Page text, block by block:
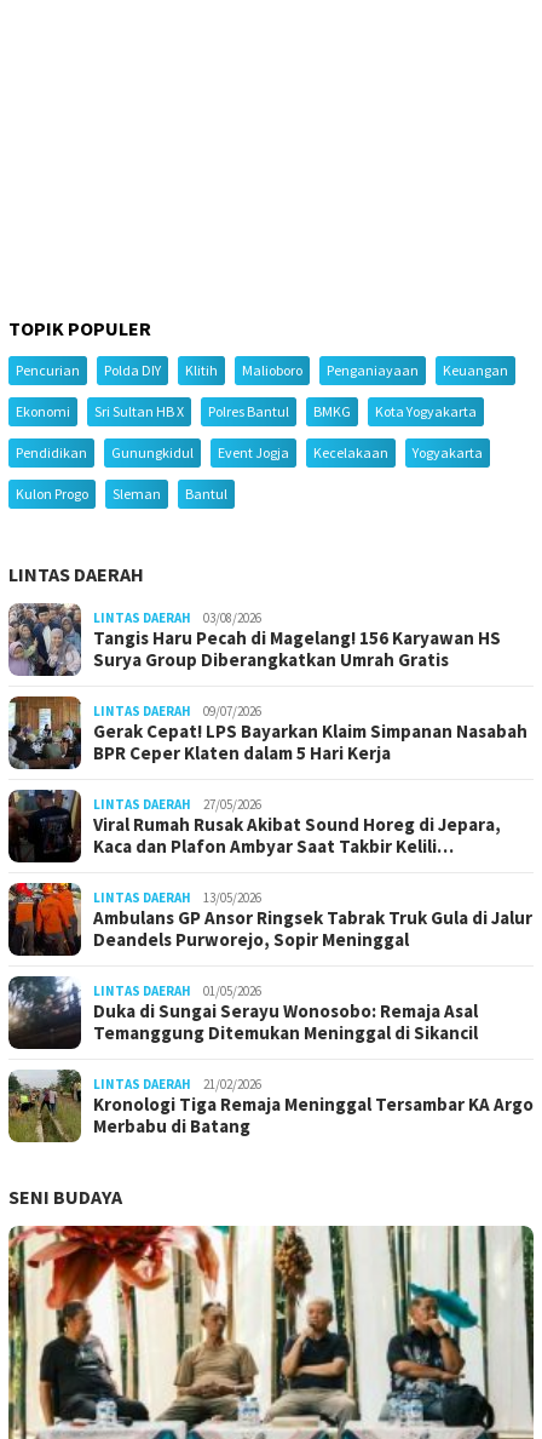
TOPIK POPULER
Pencurian Polda DIY Klitih Malioboro Penganiayaan Keuangan
Ekonomi Sri Sultan HB X Polres Bantul BMKG Kota Yogyakarta
Pendidikan Gunungkidul Event Jogja Kecelakaan Yogyakarta
Kulon Progo Sleman Bantul
LINTAS DAERAH
LINTAS DAERAH 03/08/2026
Tangis Haru Pecah di Magelang! 156 Karyawan HS
Surya Group Diberangkatkan Umrah Gratis
LINTAS DAERAH 09/07/2026
Gerak Cepat! LPS Bayarkan Klaim Simpanan Nasabah
BPR Ceper Klaten dalam 5 Hari Kerja
LINTAS DAERAH 27/05/2026
Viral Rumah Rusak Akibat Sound Horeg di Jepara,
Kaca dan Plafon Ambyar Saat Takbir Kelili…
LINTAS DAERAH 13/05/2026
Ambulans GP Ansor Ringsek Tabrak Truk Gula di Jalur
Deandels Purworejo, Sopir Meninggal
LINTAS DAERAH 01/05/2026
Duka di Sungai Serayu Wonosobo: Remaja Asal
Temanggung Ditemukan Meninggal di Sikancil
LINTAS DAERAH 21/02/2026
Kronologi Tiga Remaja Meninggal Tersambar KA Argo
Merbabu di Batang
SENI BUDAYA